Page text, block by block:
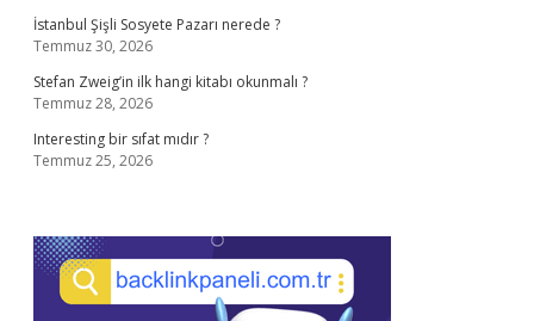
İstanbul Şişli Sosyete Pazarı nerede ?
Temmuz 30, 2026
Stefan Zweig’in ilk hangi kitabı okunmalı ?
Temmuz 28, 2026
Interesting bir sıfat mıdır ?
Temmuz 25, 2026